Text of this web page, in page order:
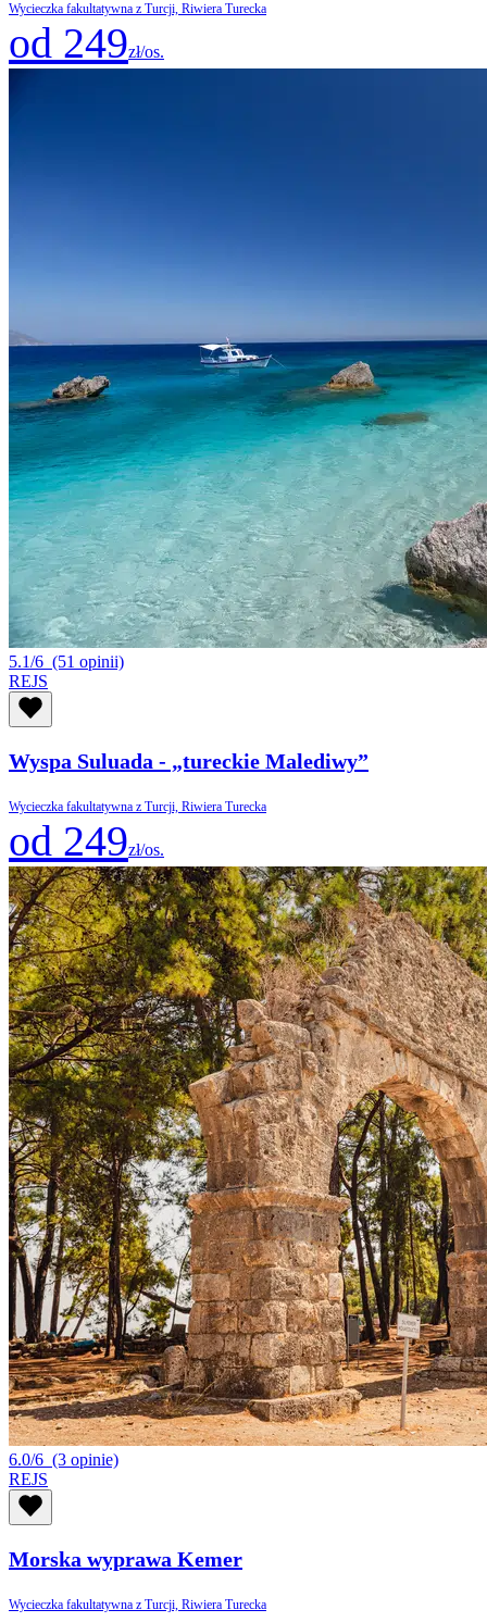
Wycieczka fakultatywna z Turcji, Riwiera Turecka
od 249zł/os.
5.1/6 (51 opinii)
REJS
Wyspa Suluada - „tureckie Malediwy”
Wycieczka fakultatywna z Turcji, Riwiera Turecka
od 249zł/os.
6.0/6 (3 opinie)
REJS
Morska wyprawa Kemer
Wycieczka fakultatywna z Turcji, Riwiera Turecka